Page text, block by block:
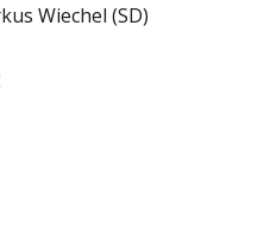
Wiechel (SD)